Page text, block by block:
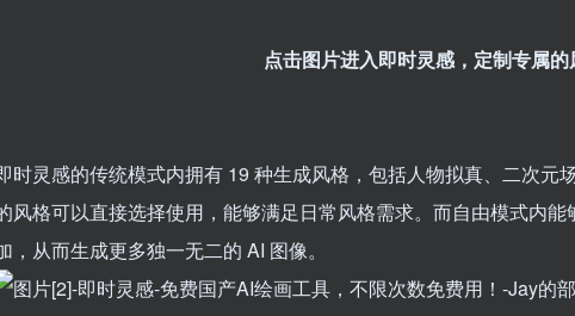
点击图片进入即时灵感，定制专属的
时灵感的传统模式内拥有 19 种生成风格，包括人物拟真、二次元
风格可以直接选择使用，能够满足日常风格需求。而自由模式内
，从而生成更多独一无二的 AI 图像。